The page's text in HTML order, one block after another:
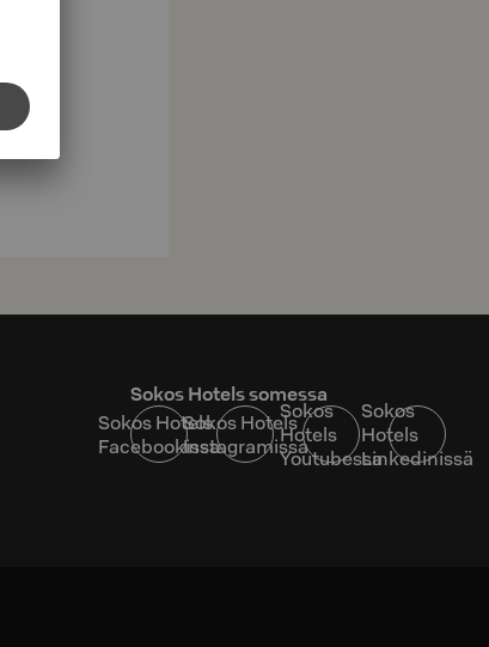
Sokos Hotels somessa
Sokos Hotels
Facebookissa
Sokos Hotels
Instagramissa
Sokos
Hotels
Youtubessa
Sokos
Hotels
Linkedinissä